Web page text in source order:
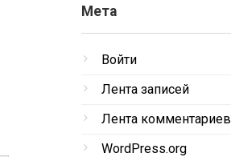
Мета
Войти
Лента записей
Лента комментариев
WordPress.org